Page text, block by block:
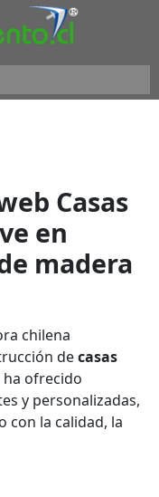
Casas
en
madera
chilena
decasas
ha ofrecido
y personalizadas,
con la calidad, la